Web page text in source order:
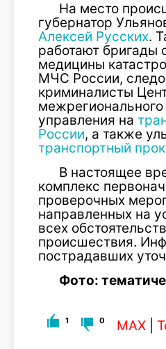
На место
губернатор
Алексей Русских.
работают бригады
медицины
МЧС России,
криминалисты
управления на
России, а также
транспортный
В настоящее
комплекс
проверочных
направленных на
всех
происшествия.
пострадавших
Фото:
1 0 MAX